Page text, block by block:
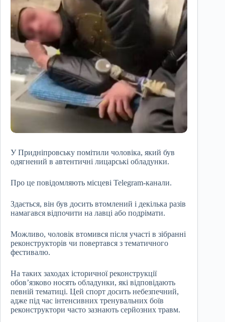
У Придніпровську помітили чоловіка, який був
одягнений в автентичні лицарські обладунки.
Про це повідомляють місцеві Telegram-канали.
Здається, він був досить втомлений і декілька разів
намагався відпочити на лавці або подрімати.
Можливо, чоловік втомився після участі в зібранні
реконструкторів чи повертався з тематичного
фестивалю.
На таких заходах історичної реконструкції
обов’язково носять обладунки, які відповідають
певній тематиці. Цей спорт досить небезпечний,
адже під час інтенсивних тренувальних боїв
реконструктори часто зазнають серйозних травм.